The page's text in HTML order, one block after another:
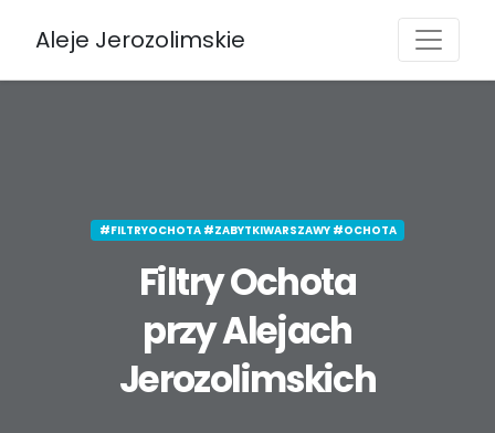
Aleje Jerozolimskie
#FILTRYOCHOTA #ZABYTKIWARSZAWY #OCHOTA
Filtry Ochota
przy Alejach
Jerozolimskich